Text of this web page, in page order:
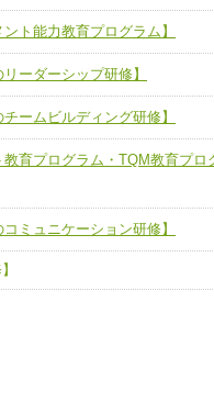
力
ムを組織し、強調できる
、相互理解と連携を深める
進による高度医療を必要とする
ートチーム】
】
ム】
院内感染対策教育チーム】
連携した小児リハビリテーショ
ト能力教育プログラム】
ーダーシップ研修】
ームビルディング研修】
育プログラム・TQM教育プロ
ミュニケーション研修】